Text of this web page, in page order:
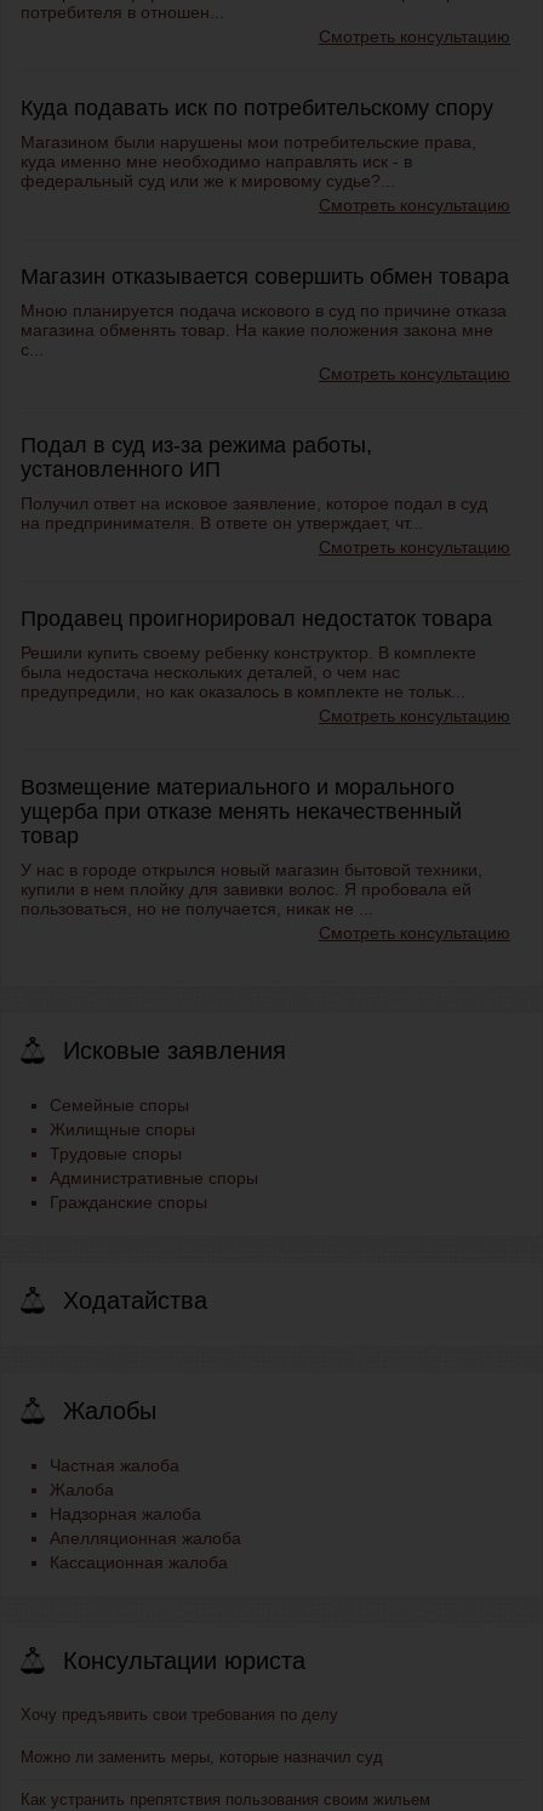
потребителя в отношен...
Смотреть консультацию
Куда подавать иск по потребительскому спору
Магазином были нарушены мои потребительские права,
куда именно мне необходимо направлять иск - в
федеральный суд или же к мировому судье?...
Смотреть консультацию
Магазин отказывается совершить обмен товара
Мною планируется подача искового в суд по причине отказа
магазина обменять товар. На какие положения закона мне
с...
Смотреть консультацию
Подал в суд из-за режима работы,
установленного ИП
Получил ответ на исковое заявление, которое подал в суд
на предпринимателя. В ответе он утверждает, чт...
Смотреть консультацию
Продавец проигнорировал недостаток товара
Решили купить своему ребенку конструктор. В комплекте
была недостача нескольких деталей, о чем нас
предупредили, но как оказалось в комплекте не тольк...
Смотреть консультацию
Возмещение материального и морального
ущерба при отказе менять некачественный
товар
У нас в городе открылся новый магазин бытовой техники,
купили в нем плойку для завивки волос. Я пробовала ей
пользоваться, но не получается, никак не ...
Смотреть консультацию
Исковые заявления
Семейные споры
Жилищные споры
Трудовые споры
Административные споры
Гражданские споры
Ходатайства
Жалобы
Частная жалоба
Жалоба
Надзорная жалоба
Апелляционная жалоба
Кассационная жалоба
Консультации юриста
Хочу предъявить свои требования по делу
Можно ли заменить меры, которые назначил суд
Как устранить препятствия пользования своим жильем